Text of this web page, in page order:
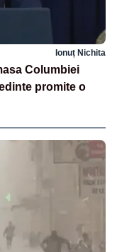
Ionuț Nichita
Columbiei
promite o